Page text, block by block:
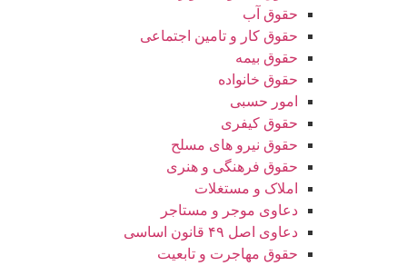
حقوق آب
حقوق کار و تامین اجتماعی
حقوق بیمه
حقوق خانواده
امور حسبی
حقوق کیفری
حقوق نیرو های مسلح
حقوق فرهنگی و هنری
املاک و مستغلات
دعاوی موجر و مستاجر
دعاوی اصل ۴۹ قانون اساسی
حقوق مهاجرت و تابعیت